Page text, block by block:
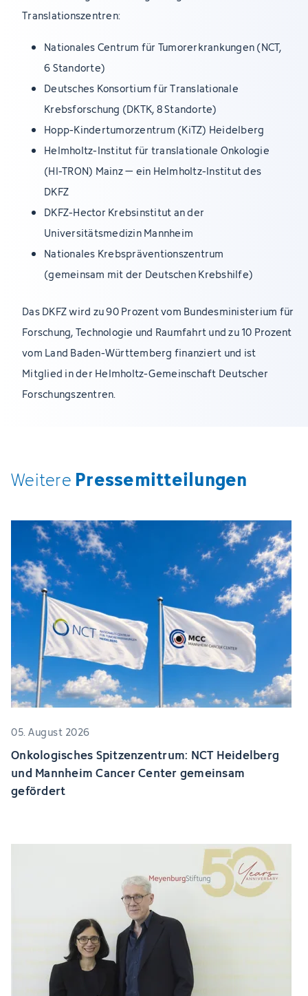
Translationszentren:
Nationales Centrum für Tumorerkrankungen (NCT,
6 Standorte)
Deutsches Konsortium für Translationale
Krebsforschung (DKTK, 8 Standorte)
Hopp-Kindertumorzentrum (KiTZ) Heidelberg
Helmholtz-Institut für translationale Onkologie
(HI-TRON) Mainz – ein Helmholtz-Institut des
DKFZ
DKFZ-Hector Krebsinstitut an der
Universitätsmedizin Mannheim
Nationales Krebspräventionszentrum
(gemeinsam mit der Deutschen Krebshilfe)
Das DKFZ wird zu 90 Prozent vom Bundesministerium für
Forschung, Technologie und Raumfahrt und zu 10 Prozent
vom Land Baden-Württemberg finanziert und ist
Mitglied in der Helmholtz-Gemeinschaft Deutscher
Forschungszentren.
Weitere Pressemitteilungen
05. August 2026
Onkologisches Spitzenzentrum: NCT Heidelberg
und Mannheim Cancer Center gemeinsam
gefördert